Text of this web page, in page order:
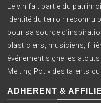
Le vin fait partie du
identité du terroir reconnu
pour sa source
plasticiens, musiciens,
événement signe les
Melting Pot » des talents
ADHERENT & AFFILIE